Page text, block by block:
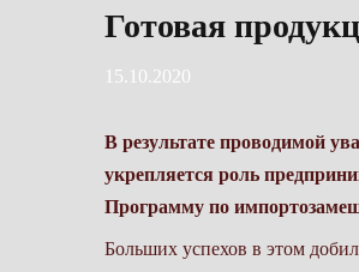
Готовая
15.10.2020
В результате проводимой
укрепляется роль
Программу по
Больших успехов в этом